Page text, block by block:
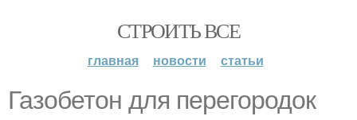
СТРОИТЬ ВСЕ
главная новости статьи
Газобетон для перегородок